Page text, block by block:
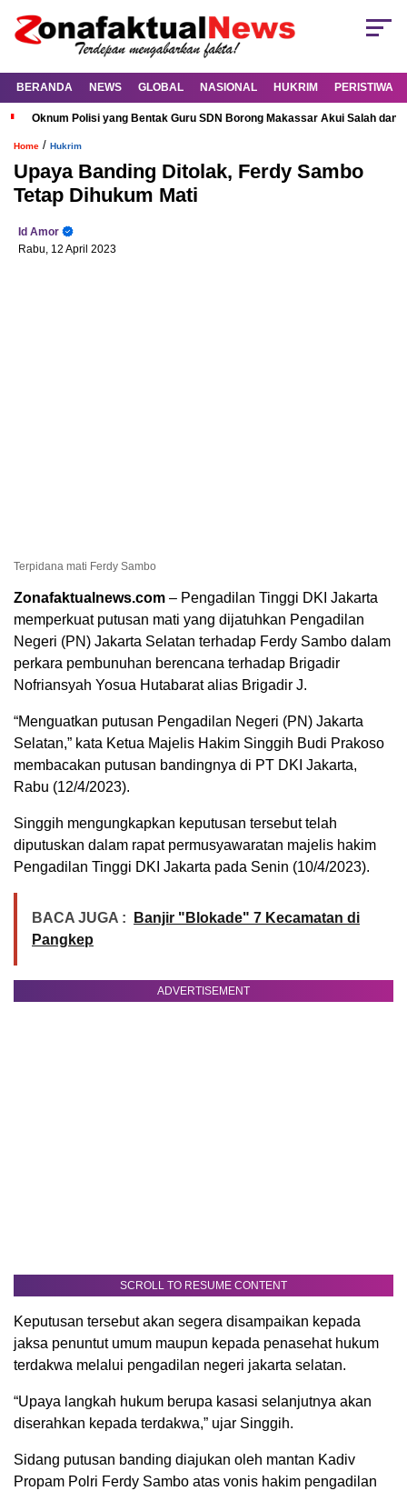
BERANDA NEWS GLOBAL NASIONAL HUKRIM PERISTIWA
Oknum Polisi yang Bentak Guru SDN Borong Makassar Akui Salah dan
Home / Hukrim
Upaya Banding Ditolak, Ferdy Sambo
Tetap Dihukum Mati
Id Amor
Rabu, 12 April 2023
Terpidana mati Ferdy Sambo
Zonafaktualnews.com – Pengadilan Tinggi DKI Jakarta
memperkuat putusan mati yang dijatuhkan Pengadilan
Negeri (PN) Jakarta Selatan terhadap Ferdy Sambo dalam
perkara pembunuhan berencana terhadap Brigadir
Nofriansyah Yosua Hutabarat alias Brigadir J.
“Menguatkan putusan Pengadilan Negeri (PN) Jakarta
Selatan,” kata Ketua Majelis Hakim Singgih Budi Prakoso
membacakan putusan bandingnya di PT DKI Jakarta,
Rabu (12/4/2023).
Singgih mengungkapkan keputusan tersebut telah
diputuskan dalam rapat permusyawaratan majelis hakim
Pengadilan Tinggi DKI Jakarta pada Senin (10/4/2023).
BACA JUGA :
Banjir "Blokade" 7 Kecamatan di
Pangkep
ADVERTISEMENT
SCROLL TO RESUME CONTENT
Keputusan tersebut akan segera disampaikan kepada
jaksa penuntut umum maupun kepada penasehat hukum
terdakwa melalui pengadilan negeri jakarta selatan.
“Upaya langkah hukum berupa kasasi selanjutnya akan
diserahkan kepada terdakwa,” ujar Singgih.
Sidang putusan banding diajukan oleh mantan Kadiv
Propam Polri Ferdy Sambo atas vonis hakim pengadilan